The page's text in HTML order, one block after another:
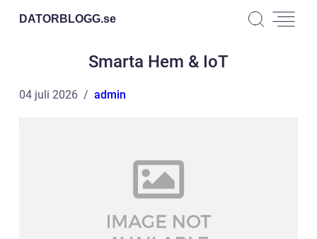
DATORBLOGG.se
Smarta Hem & IoT
04 juli 2026 admin